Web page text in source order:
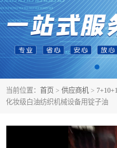
当前位置： 首页 > 供应商机 >
化妆级白油纺织机械设备用锭子油
RP3航空煤油
D40+D60溶剂油
6号+120号溶剂油
异构烷烃
26+32号化妆级白油